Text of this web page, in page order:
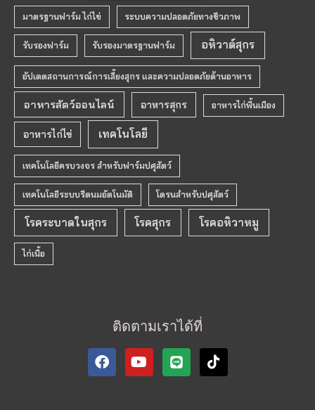
มาตรฐานฟาร์ม ไก่ไข่ ระบบความปลอดภัยทางชีวภาพ
รับรองฟาร์ม รับรองมาตรฐานฟาร์ม อหิวาต์สุกร
อัปเดตสถานการณ์การเลี้ยงสุกร และความปลอดภัยด้านอาหาร
อาหารสัตว์ออนไลน์ อาหารสุกร อาหารไก่พื้นเมือง
อาหารไก่ไข่ เทคโนโลยี
เทคโนโลยีครบวงจร สำหรับฟาร์มปศุสัตว์
เทคโนโลยีระบบรีดนมอัตโนมัติ โดรนสำหรับปศุสัตว์
โรคระบาดในสุกร โรคสุกร โรคอหิวาหมู
ไก่เนื้อ
ติดตามเราได้ที่
F
a
c
Y
o
u
T
i
k